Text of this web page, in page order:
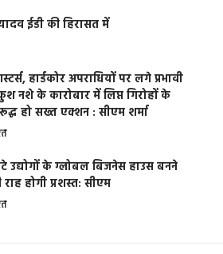
ईडी की हिरासत में
हार्डकोर अपराधियों पर लगे प्रभावी
नशे के कारोबार में लिप्त गिरोहों के
हो सख्त एक्शन : सीएम शर्मा
उद्योगों के ग्लोबल बिजनेस हाउस बनने
राह होगी प्रशस्त: सीएम